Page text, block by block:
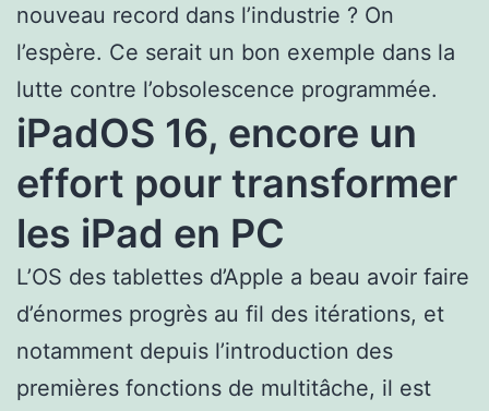
nouveau record dans l’industrie ? On
l’espère. Ce serait un bon exemple dans la
lutte contre l’obsolescence programmée.
iPadOS 16, encore un
effort pour transformer
les iPad en PC
L’OS des tablettes d’Apple a beau avoir faire
d’énormes progrès au fil des itérations, et
notamment depuis l’introduction des
premières fonctions de multitâche, il est